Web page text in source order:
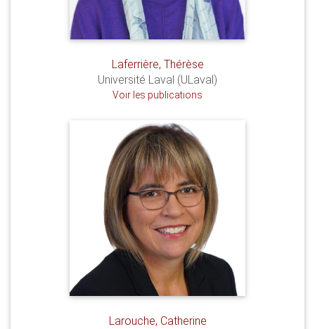
Laferrière, Thérèse
Université Laval (ULaval)
Voir les publications
Larouche, Catherine